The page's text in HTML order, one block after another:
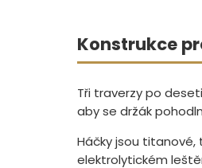
Lupy a mikroskopy
Konstrukce
Tři traverzy po
aby se držák
Háčky jsou
elektrolytickém